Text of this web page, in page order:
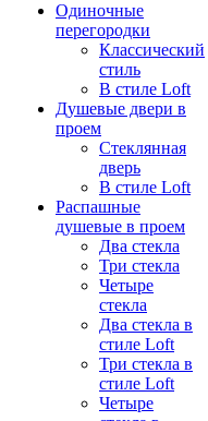
Одиночные
перегородки
Классический
стиль
В стиле Loft
Душевые двери в
проем
Стеклянная
дверь
В стиле Loft
Распашные
душевые в проем
Два стекла
Три стекла
Четыре
стекла
Два стекла в
стиле Loft
Три стекла в
стиле Loft
Четыре